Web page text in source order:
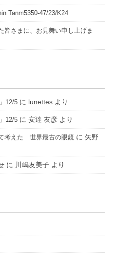
Tanm5350-47/23/K24
皆さまに、お見舞い申し上げま
12/5 に lunettes より
12/5 に 安達 友彦 より
考えた 世界最古の眼鏡 に 矢野
に 川嶋友美子 より